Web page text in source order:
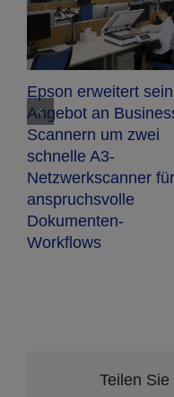
Epson erweitert sein
Angebot an
Scannern um zwei
schnelle A3-
Netzwerkscanner für
anspruchsvolle
Dokumenten-
Workflows
Teilen